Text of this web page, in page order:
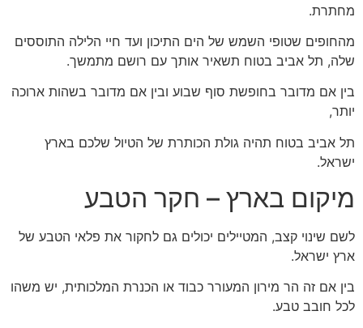
מחתרת.
מהחופים שטופי השמש של הים התיכון ועד חיי הלילה התוססים
שלה, תל אביב בטוח תשאיר אותך עם רושם מתמשך.
בין אם מדובר בחופשת סוף שבוע ובין אם מדובר בשהות ארוכה
יותר,
תל אביב בטוח תהיה גולת הכותרת של הטיול שלכם בארץ
ישראל.
מיקום בארץ – חקר הטבע
לשם שינוי קצב, המטיילים יכולים גם לחקור את פלאי הטבע של
ארץ ישראל.
בין אם זה הר מירון המעורר כבוד או הכנרת המלכותית, יש משהו
לכל חובב טבע.